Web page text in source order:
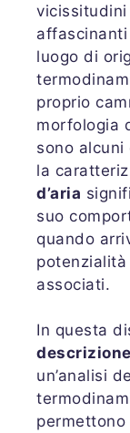
vicissitudini
luogo di
proprio
morfologia
sono
la
d’aria
suo
quando
associati.
In questa
un’analisi